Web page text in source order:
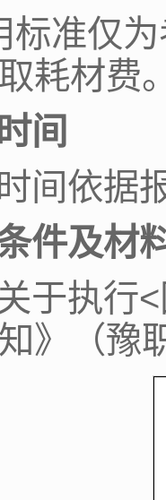
标准仅
耗材费
间
间依据
件及材
于执行
》（豫